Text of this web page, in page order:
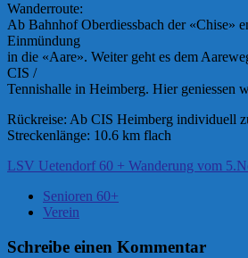
Wanderroute:
Ab Bahnhof Oberdiessbach der «Chise»
Einmündung
in die «Aare». Weiter geht es dem
CIS /
Tennishalle in Heimberg. Hier geniessen
Rückreise: Ab CIS Heimberg individuell
Streckenlänge: 10.6 km flach
LSV Uetendorf 60 + Wanderung vom
Senioren 60+
Verein
Schreibe einen Kommentar